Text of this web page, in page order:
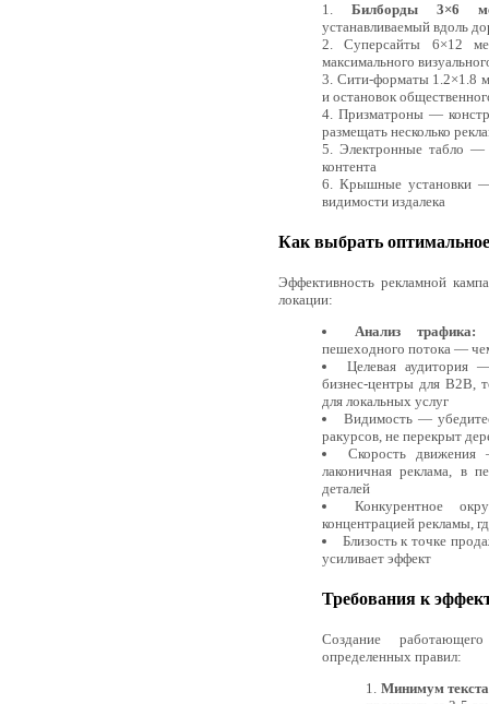
Билборды 3×6
устанавливаемый вдоль
Суперсайты 6×12
максимального
Сити-форматы 1.2×1.8
и остановок
Призматроны —
размещать несколько
Электронные табло —
контента
Крышные установки
видимости издалека
Как выбрать
Эффективность рекламной
локации:
Анализ трафика:
пешеходного потока —
Целевая аудитория
бизнес-центры для B2B,
для локальных услуг
Видимость —
ракурсов, не перекрыт
Скорость
лаконичная реклама, в
деталей
Конкурентное
концентрацией рекламы,
Близость к точке
усиливает эффект
Требования к
Создание
определенных правил:
Минимум